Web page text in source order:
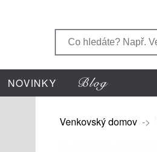
NOVINKY
Venkovský domov ->